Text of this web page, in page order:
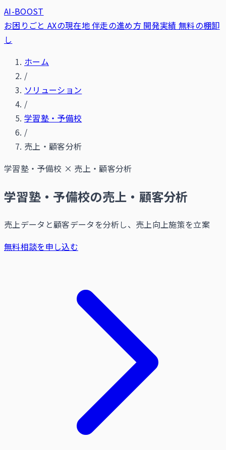
AI-BOOST
お困りごと AXの現在地伴走の進め方 開発実績無料の棚卸
し
ホーム
/
ソリューション
/
学習塾・予備校
/
売上・顧客分析
学習塾・予備校 × 売上・顧客分析
学習塾・予備校の売上・顧客分析
売上データと顧客データを分析し、売上向上施策を立案
無料相談を申し込む